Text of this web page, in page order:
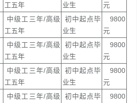
工五年
业生
元
中级工三年/高级
工五年
初中起点毕
业生
9800
元
中级工三年/高级
工五年
初中起点毕
业生
9800
元
中级工三年/高级
工五年
初中起点毕
业生
9800
元
中级工三年/高级
初中起点毕
9800